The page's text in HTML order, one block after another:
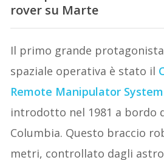
rover su Marte
Il primo grande
spaziale operativa è stato il
Remote Manipulator System
introdotto nel 1981 a bordo
Columbia. Questo braccio
metri, controllato dagli